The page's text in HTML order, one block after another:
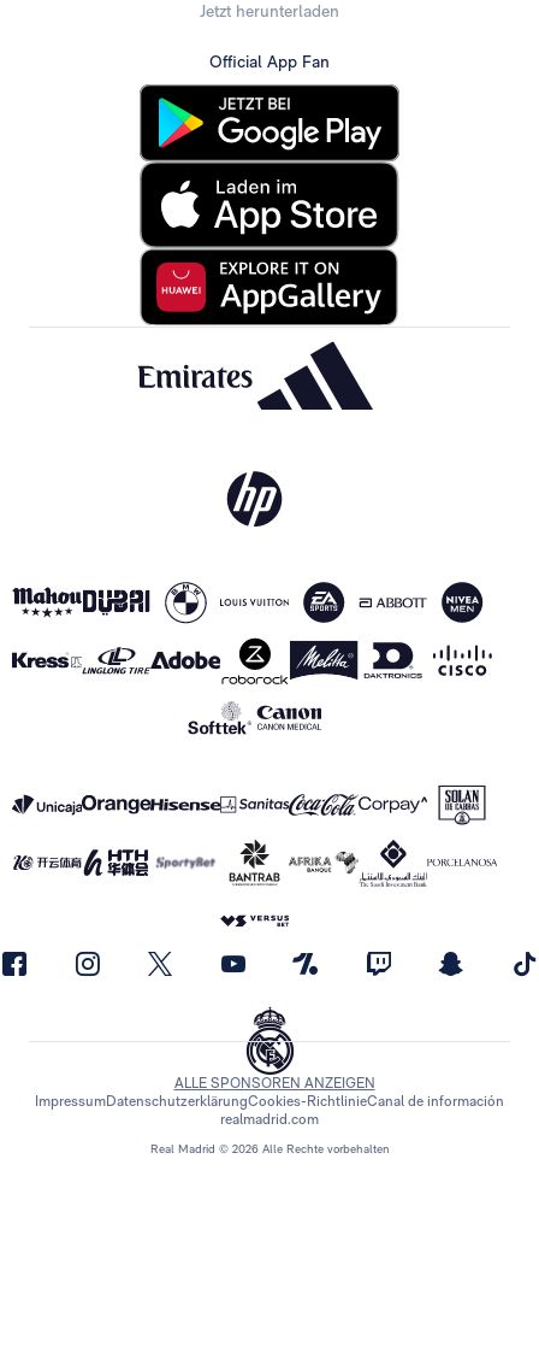
Jetzt herunterladen
Official App Fan
Real Madrid © 2026 Alle Rechte vorbehalten
ALLE SPONSOREN ANZEIGEN
ImpressumDatenschutzerklärungCookies-RichtlinieCanal de información
realmadrid.com